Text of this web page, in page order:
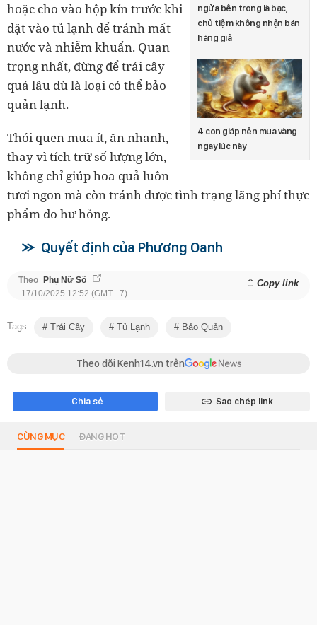
ngửa bên trong là bạc,
chủ tiệm không nhận bán
hàng giả
4 con giáp nên mua vàng
ngay lúc này
hoặc cho vào hộp kín trước khi
đặt vào tủ lạnh để tránh mất
nước và nhiễm khuẩn. Quan
trọng nhất, đừng để trái cây
quá lâu dù là loại có thể bảo
quản lạnh.
Thói quen mua ít, ăn nhanh,
thay vì tích trữ số lượng lớn,
không chỉ giúp hoa quả luôn
tươi ngon mà còn tránh được tình trạng lãng phí thực
phẩm do hư hỏng.
Quyết định của Phương Oanh
Theo Phụ Nữ Số Copy link
17/10/2025 12:52 (GMT +7)
Tags Trái Cây Tủ Lạnh Bảo Quản
Theo dõi Kenh14.vn trên
Chia sẻ Sao chép link
CÙNG MỤC ĐANG HOT